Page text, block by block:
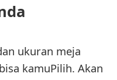
ukuran meja
kamuPilih. Akan